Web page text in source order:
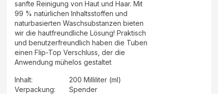
sanfte Reinigung von Haut und Haar. Mit
99 % natürlichen Inhaltsstoffen und
naturbasierten Waschsubstanzen bieten
wir die hautfreundliche Lösung! Praktisch
und benutzerfreundlich haben die Tuben
einen Flip-Top Verschluss, der die
Anwendung mühelos gestaltet
Inhalt:
200 Milliliter (ml)
Verpackung:
Spender